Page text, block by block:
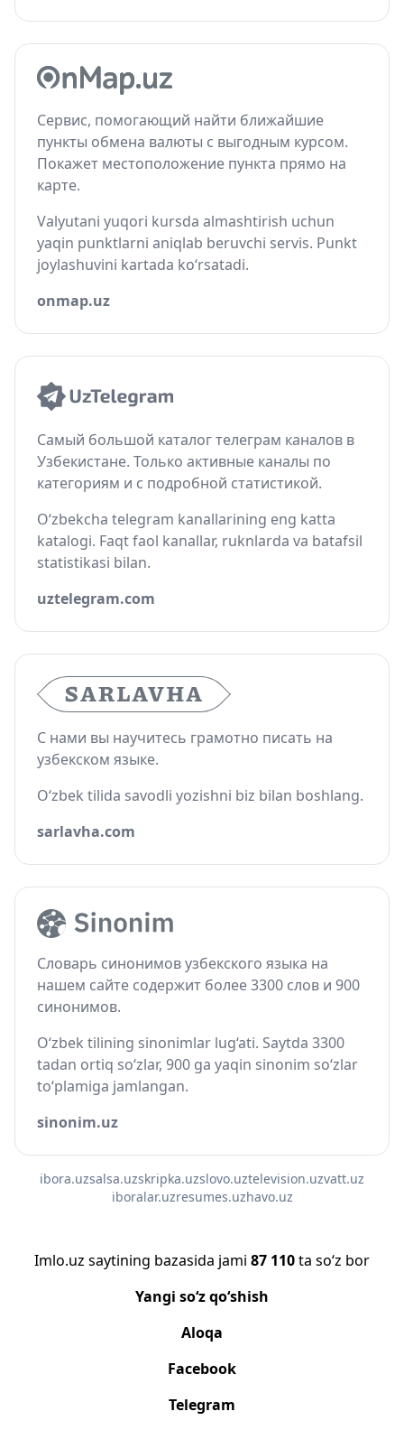
Сервис, помогающий найти ближайшие
пункты обмена валюты с выгодным курсом.
Покажет местоположение пункта прямо на
карте.
Valyutani yuqori kursda almashtirish uchun
yaqin punktlarni aniqlab beruvchi servis. Punkt
joylashuvini kartada ko‘rsatadi.
onmap.uz
Самый большой каталог телеграм каналов в
Узбекистане. Только активные каналы по
категориям и с подробной статистикой.
O‘zbekcha telegram kanallarining eng katta
katalogi. Faqt faol kanallar, ruknlarda va batafsil
statistikasi bilan.
uztelegram.com
С нами вы научитесь грамотно писать на
узбекском языке.
O‘zbek tilida savodli yozishni biz bilan boshlang.
sarlavha.com
Словарь синонимов узбекского языка на
нашем сайте содержит более 3300 слов и 900
синонимов.
O‘zbek tilining sinonimlar lug‘ati. Saytda 3300
tadan ortiq so‘zlar, 900 ga yaqin sinonim so‘zlar
to‘plamiga jamlangan.
sinonim.uz
ibora.uzsalsa.uzskripka.uzslovo.uztelevision.uzvatt.uz
iboralar.uzresumes.uzhavo.uz
Imlo.uz saytining bazasida jami 87 110ta so‘z bor
Yangi so‘z qo‘shish
Aloqa
Facebook
Telegram